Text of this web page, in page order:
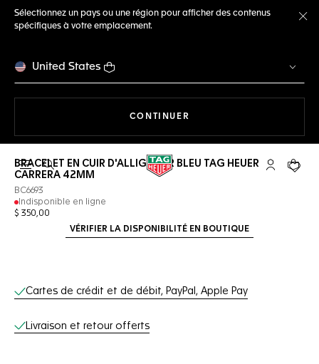
Sélectionnez un pays ou une région pour afficher des contenus
spécifiques à votre emplacement.
United States
CONTINUER
Ouvrir la barre de recherche Compte My
Votre
BRACELET EN CUIR D'ALLIGATOR BLEU TAG HEUER
CARRERA 42MM
BC6693
Indisponible en ligne
$ 350,00
VÉRIFIER LA DISPONIBILITÉ EN BOUTIQUE
Services en ligne
Cartes de crédit et de débit, PayPal, Apple Pay
Livraison et retour offerts